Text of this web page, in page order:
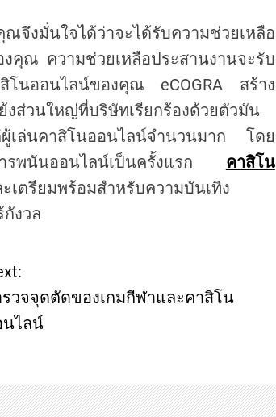
จึงมั่นใจได้ว่าจะได้รับความช่วยเหลือ
คุณ ความช่วยเหลือประสานงานจะรับ
โนออนไลน์ของคุณ eCOGRA สร้าง
ส่วนใหญ่ที่บริษัทเรียกร้องด้วยตัวมัน
เล่นคาสิโนออนไลน์จำนวนมาก โดย
ารพนันออนไลน์เป็นครั้งแรก คาสิโน
ตรียมพร้อมสำหรับความบันเทิง
งวล
รวจจุดตัดของเกมกีฬาและคาสิโน
นไลน์